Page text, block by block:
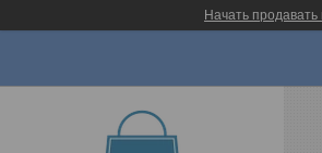
Начать